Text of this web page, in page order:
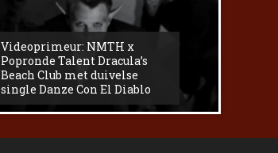
Videoprimeur: NMTH x
Popronde Talent Dracula’s
Beach Club met duivelse
single Danze Con El Diablo